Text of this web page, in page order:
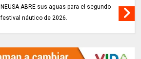
NEUSA ABRE sus aguas para el segundo
festival náutico de 2026.